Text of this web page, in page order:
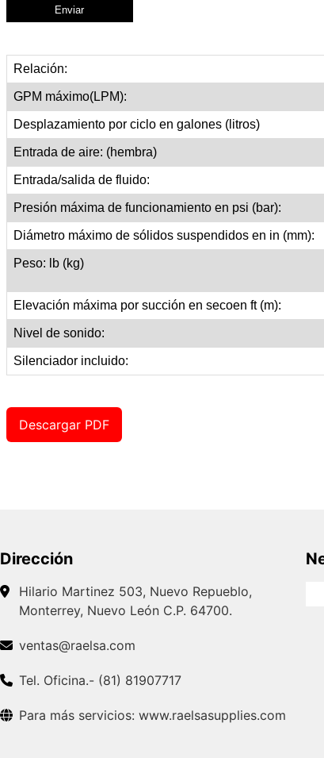
Relación:
GPM máximo(LPM):
Desplazamiento por ciclo en galones (litros)
Entrada de aire: (hembra)
Entrada/salida de fluido:
Presión máxima de funcionamiento en psi (bar):
Diámetro máximo de sólidos suspendidos en in (mm):
Peso: lb (kg)
Elevación máxima por succión en secoen ft (m):
Nivel de sonido:
Silenciador incluido:
Descargar PDF
Dirección
Hilario Martinez 503, Nuevo Repueblo,
Monterrey, Nuevo León C.P. 64700.
ventas@raelsa.com
Tel. Oficina.- (81) 81907717
Para más servicios: www.raelsasupplies.com